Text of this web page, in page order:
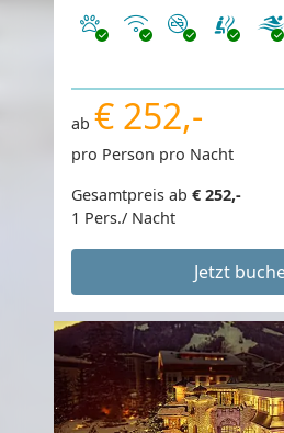
Haustiere erlaubt
InternetNichtraucher
ab € 252,-
pro Person pro Nacht
Gesamtpreis ab € 252,-
1 Pers./ Nacht
Jetzt